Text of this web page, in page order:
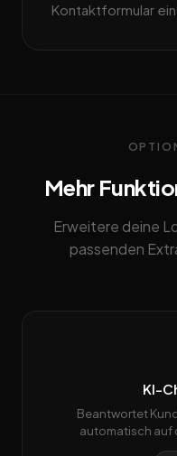
Kontaktformular
Mehr
Erweitere deine
passenden
KI-
Beantwortet
automatisch auf